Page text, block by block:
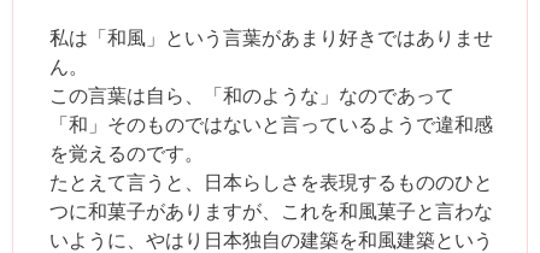
私は「和風」という言葉があまり好きではありませ
ん。
この言葉は自ら、「和のような」なのであって
「和」そのものではないと言っているようで違和感
を覚えるのです。
たとえて言うと、日本らしさを表現するもののひと
つに和菓子がありますが、これを和風菓子と言わな
いように、やはり日本独自の建築を和風建築という